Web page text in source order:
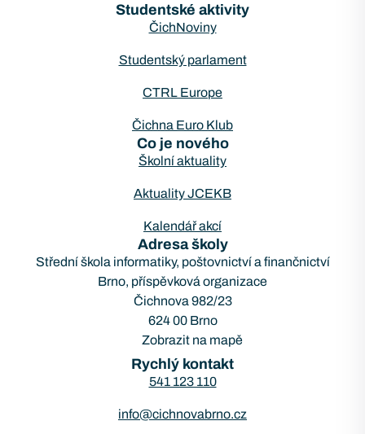
Studentské aktivity
ČichNoviny
Studentský parlament
CTRL Europe
Čichna Euro Klub
Co je nového
Školní aktuality
Aktuality JCEKB
Kalendář akcí
Adresa školy
Střední škola informatiky, poštovnictví a finančnictví
Brno, příspěvková organizace
Čichnova 982/23
624 00 Brno
Zobrazit na mapě
Rychlý kontakt
541 123 110
info@cichnovabrno.cz